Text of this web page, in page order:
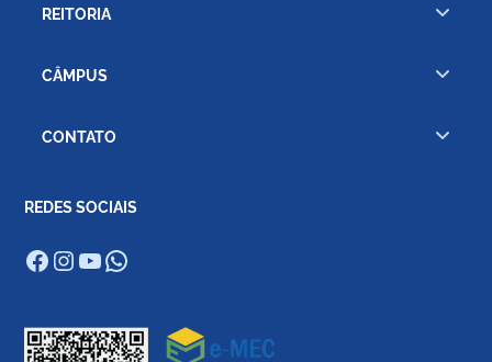
REITORIA
CÂMPUS
CONTATO
REDES SOCIAIS
Facebook
Instagram
Youtube
WhatsApp